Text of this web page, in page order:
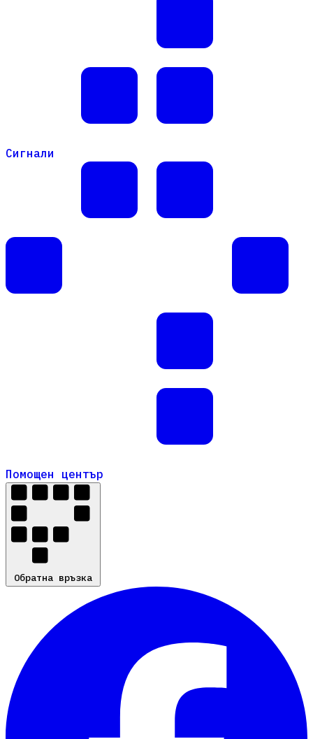
Сигнали
Помощен център
Помощен център
Обратна връзка
Обратна връзка